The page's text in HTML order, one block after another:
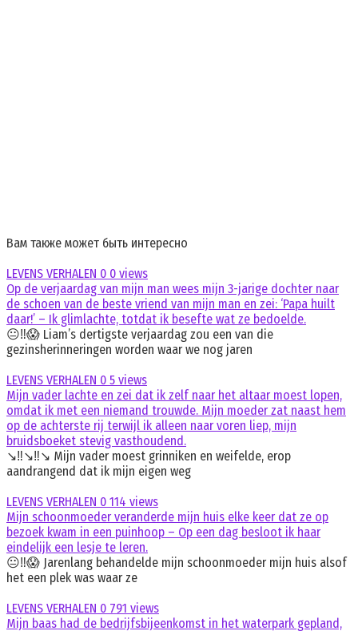
Вам также может быть интересно
LEVENS VERHALEN 0 0 views
Op de verjaardag van mijn man wees mijn 3-jarige dochter naar
de schoen van de beste vriend van mijn man en zei: ‘Papa huilt
daar!’ – Ik glimlachte, totdat ik besefte wat ze bedoelde.
😐‼️😱 Liam’s dertigste verjaardag zou een van die
gezinsherinneringen worden waar we nog jaren
LEVENS VERHALEN 0 5 views
Mijn vader lachte en zei dat ik zelf naar het altaar moest lopen,
omdat ik met een niemand trouwde. Mijn moeder zat naast hem
op de achterste rij terwijl ik alleen naar voren liep, mijn
bruidsboeket stevig vasthoudend.
↘️‼️↘️‼️↘️ Mijn vader moest grinniken en weifelde, erop
aandrangend dat ik mijn eigen weg
LEVENS VERHALEN 0 114 views
Mijn schoonmoeder veranderde mijn huis elke keer dat ze op
bezoek kwam in een puinhoop – Op een dag besloot ik haar
eindelijk een lesje te leren.
😐‼️😱 Jarenlang behandelde mijn schoonmoeder mijn huis alsof
het een plek was waar ze
LEVENS VERHALEN 0 791 views
Mijn baas had de bedrijfsbijeenkomst in het waterpark gepland,